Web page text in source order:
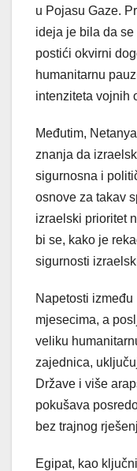
u Pojasu Gaze.
ideja je bila da
postići okvirni
humanitarnu
intenziteta vojnih
Međutim,
znanja da
sigurnosna i
osnove za takav
izraelski prioritet
bi se, kako je
sigurnosti
Napetosti
mjesecima, a
veliku
zajednica,
Države i više
pokušava
bez trajnog
Egipat, kao